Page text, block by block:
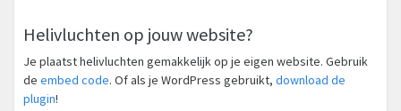
Helivluchten op jouw website?
Je plaatst helivluchten gemakkelijk op je eigen website. Gebruik
de embed code. Of als je WordPress gebruikt, download de
plugin!